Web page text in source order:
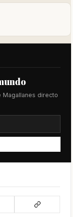
Magallanes directo